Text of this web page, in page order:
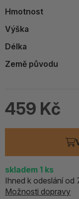
Hmotnost
Výška
Délka
Země původu
459 Kč
skladem 1 ks
Ihned k odeslání od
Možnosti dopravy